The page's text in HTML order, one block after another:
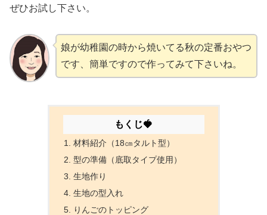
ぜひお試し下さい。
娘が幼稚園の時から焼いてる秋の定番おやつ
です、簡単ですので作ってみて下さいね。
もくじ🍓
材料紹介（18㎝タルト型）
型の準備（底取タイプ使用）
生地作り
生地の型入れ
りんごのトッピング